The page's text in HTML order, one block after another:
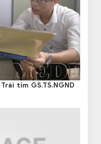
tim GS.TS.NGND